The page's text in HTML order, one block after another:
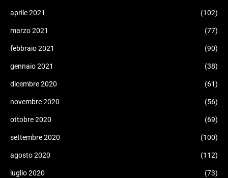
aprile 2021 (102)
marzo 2021 (77)
febbraio 2021 (90)
gennaio 2021 (38)
dicembre 2020 (61)
novembre 2020 (56)
ottobre 2020 (69)
settembre 2020 (100)
agosto 2020 (112)
luglio 2020 (73)